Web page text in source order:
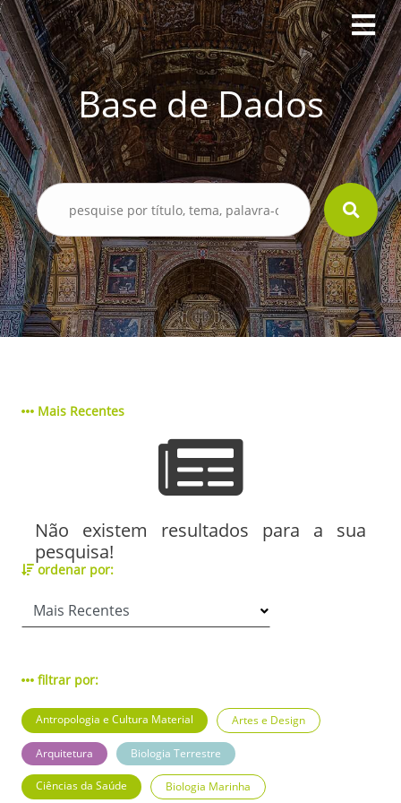
Base de Dados
Mais Recentes
Não existem resultados para a sua
pesquisa!
ordenar por:
filtrar por:
Antropologia e Cultura Material Artes e Design
Arquitetura Biologia Terrestre
Ciências da Saúde Biologia Marinha